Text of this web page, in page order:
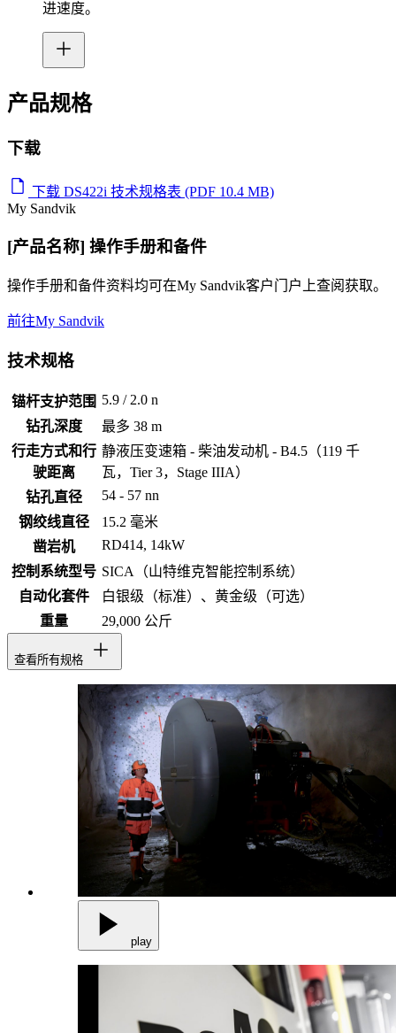
进速度。
产品规格
下载
下载 DS422i 技术规格表 (PDF 10.4 MB)
My Sandvik
[产品名称] 操作手册和备件
操作手册和备件资料均可在My Sandvik客户门户上查阅获取。
前往My Sandvik
技术规格
锚杆支护范围 5.9 / 2.0 n
钻孔深度
最多 38 m
行走方式和行
驶距离
静液压变速箱 - 柴油发动机 - B4.5（119 千
瓦，Tier 3，Stage IIIA）
钻孔直径
54 - 57 nn
钢绞线直径
15.2 毫米
凿岩机
RD414, 14kW
控制系统型号 SICA（山特维克智能控制系统）
自动化套件
白银级（标准）、黄金级（可选）
重量
29,000 公斤
查看所有规格
play